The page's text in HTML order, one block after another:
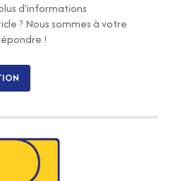
d'informations
? Nous sommes à votre
!